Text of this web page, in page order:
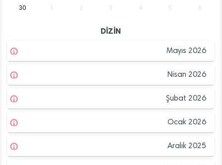
30 2 3 4 5 6
DİZİN
Mayıs 2026
Nisan 2026
Şubat 2026
Ocak 2026
Aralık 2025